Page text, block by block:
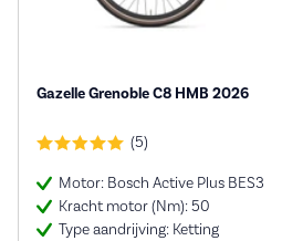
Gazelle Grenoble C8 HMB 2026
(5)
Motor: Bosch Active Plus BES3
Kracht motor (Nm): 50
Type aandrijving: Ketting